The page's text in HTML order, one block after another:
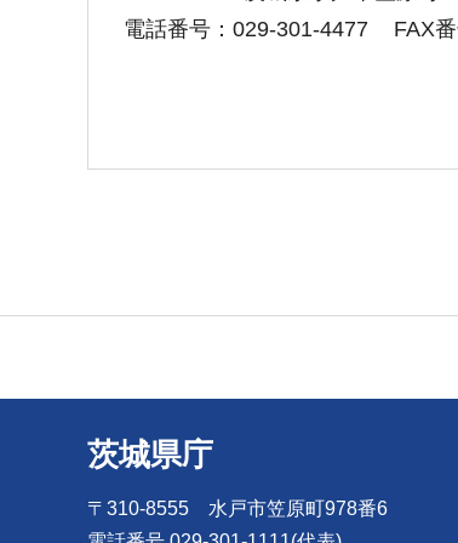
電話番号：029-301-4477
FAX
茨城県庁
〒310-8555 水戸市笠原町978番6